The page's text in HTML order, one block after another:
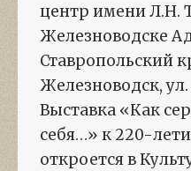
центр имени Л.Н.
Железноводске
Ставропольский
Железноводск, ул.
Выставка «Как
себя…» к 220-
откроется в